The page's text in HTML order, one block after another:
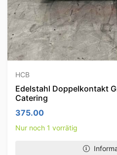
HCB
Edelstahl Doppelkontakt
Catering
375.00
Nur noch 1 vorrätig